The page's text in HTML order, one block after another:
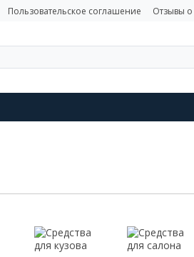
Пользовательское соглашение Отзывы